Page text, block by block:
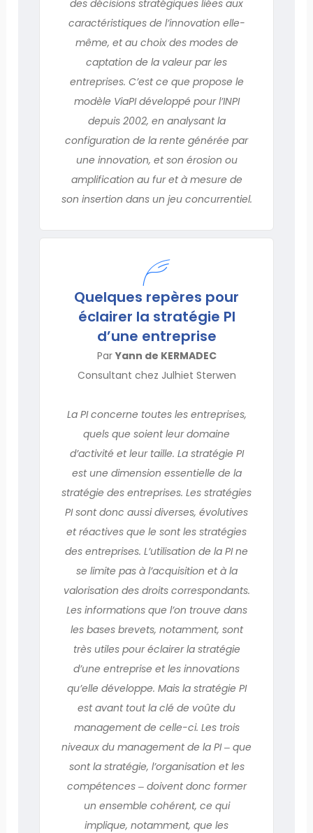
des décisions stratégiques liées aux
caractéristiques de l’innovation elle-
même, et au choix des modes de
captation de la valeur par les
entreprises. C’est ce que propose le
modèle ViaPI développé pour l’INPI
depuis 2002, en analysant la
configuration de la rente générée par
une innovation, et son érosion ou
amplification au fur et à mesure de
son insertion dans un jeu concurrentiel.
Quelques repères pour
éclairer la stratégie PI
d’une entreprise
ParYann de KERMADEC
Consultant chez Julhiet Sterwen
La PI concerne toutes les entreprises,
quels que soient leur domaine
d’activité et leur taille. La stratégie PI
est une dimension essentielle de la
stratégie des entreprises. Les stratégies
PI sont donc aussi diverses, évolutives
et réactives que le sont les stratégies
des entreprises. L’utilisation de la PI ne
se limite pas à l’acquisition et à la
valorisation des droits correspondants.
Les informations que l’on trouve dans
les bases brevets, notamment, sont
très utiles pour éclairer la stratégie
d’une entreprise et les innovations
qu’elle développe. Mais la stratégie PI
est avant tout la clé de voûte du
management de celle-ci. Les trois
niveaux du management de la PI ‒ que
sont la stratégie, l’organisation et les
compétences ‒ doivent donc former
un ensemble cohérent, ce qui
implique, notamment, que les